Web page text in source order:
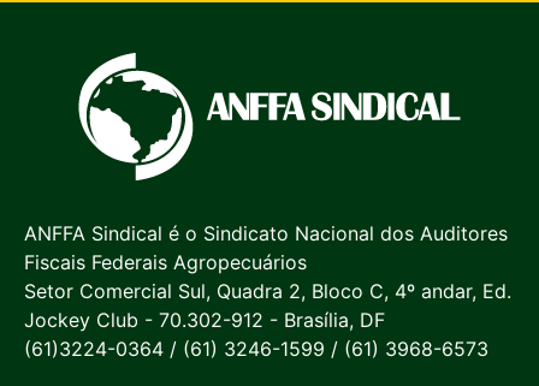
ANFFA Sindical é o Sindicato Nacional dos Auditores
Fiscais Federais Agropecuários
Setor Comercial Sul, Quadra 2, Bloco C, 4º andar, Ed.
Jockey Club - 70.302-912 - Brasília, DF
(61)3224-0364 / (61) 3246-1599 / (61) 3968-6573